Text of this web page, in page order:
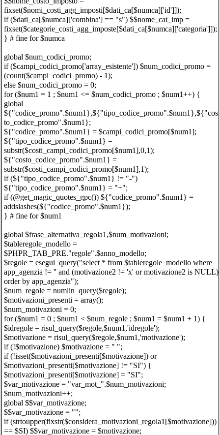
fixset($nomi_costi_agg_imposti[$dati_ca[$numca]['id']]);
if ($dati_ca[$numca]['combina'] == "s") $$nome_cat_imp =
fixset($categorie_costi_agg_imposte[$dati_ca[$numca]['categoria']]);
} # fine for $numca
global $num_codici_promo;
if ($campi_codici_promo['array_esistente']) $num_codici_promo =
(count($campi_codici_promo) - 1);
else $num_codici_promo = 0;
for ($num1 = 1 ; $num1 <= $num_codici_promo ; $num1++) {
global
${"codice_promo".$num1},${"tipo_codice_promo".$num1},${"cos
to_codice_promo".$num1};
${"codice_promo".$num1} = $campi_codici_promo[$num1];
${"tipo_codice_promo".$num1} =
substr($costi_campi_codici_promo[$num1],0,1);
${"costo_codice_promo".$num1} =
substr($costi_campi_codici_promo[$num1],1);
if (${"tipo_codice_promo".$num1} != "-")
${"tipo_codice_promo".$num1} = "+";
if (@get_magic_quotes_gpc()) ${"codice_promo".$num1} =
addslashes(${"codice_promo".$num1});
} # fine for $num1
global $frase_alternativa_regola1,$num_motivazioni;
$tableregole_modello =
$PHPR_TAB_PRE."regole".$anno_modello;
$regole = esegui_query("select * from $tableregole_modello where
app_agenzia != '' and (motivazione2 != 'x' or motivazione2 is NULL)
order by app_agenzia");
$num_regole = numlin_query($regole);
$motivazioni_presenti = array();
$num_motivazioni = 0;
for ($num1 = 0 ; $num1 < $num_regole ; $num1 = $num1 + 1) {
$idregole = risul_query($regole,$num1,'idregole');
$motivazione = risul_query($regole,$num1,'motivazione');
if (!$motivazione) $motivazione = " ";
if (!isset($motivazioni_presenti[$motivazione]) or
$motivazioni_presenti[$motivazione] != "SI") {
$motivazioni_presenti[$motivazione] = "SI";
$var_motivazione = "var_mot_".$num_motivazioni;
$num_motivazioni++;
global $$var_motivazione;
$$var_motivazione = "";
if (strtoupper(fixstr($considera_motivazioni_regola1[$motivazione]))
== $SI) $$var_motivazione = $motivazione;